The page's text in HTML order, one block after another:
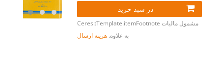
در سبد خرید
Ceres::Template.itemFootnote مشمول مالیات
به علاوه. هزینه ارسال